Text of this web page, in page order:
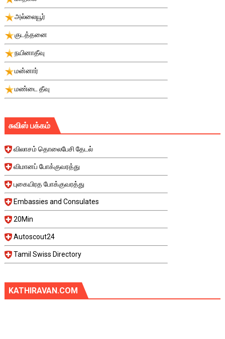
அல்லையூர்
குடத்தனை
நயினாதீவு
மன்னார்
மண்டை தீவு
சுவிஸ் பக்கம்
விலாசம் தொலைபேசி தேடல்
விமானப் போக்குவரத்து
புகையிரத போக்குவரத்து
Embassies and Consulates
20Min
Autoscout24
Tamil Swiss Directory
KATHIRAVAN.COM